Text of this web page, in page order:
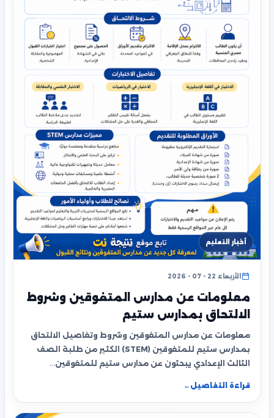
أخبار التعليم
الأربعاء 22 - 07 - 2026
معلومات عن مدارس المتفوقين وشروط
الالتحاق بمدارس ستيم
معلومات عن مدارس المتفوقين وشروط وتفاصيل الالتحاق
بمدارس ستيم للمتفوقين (STEM) الكثير من طلبة الصف
الثالث الإعدادي يبحثون عن مدارس ستيم للمتفوقين…
قراءة التفاصيل ←